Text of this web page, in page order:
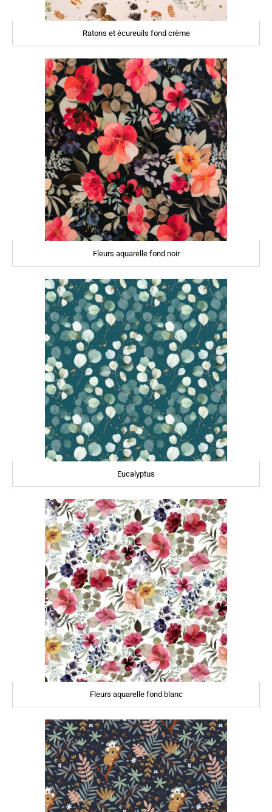
Ratons et écureuils fond crème
Fleurs aquarelle fond noir
Eucalyptus
Fleurs aquarelle fond blanc